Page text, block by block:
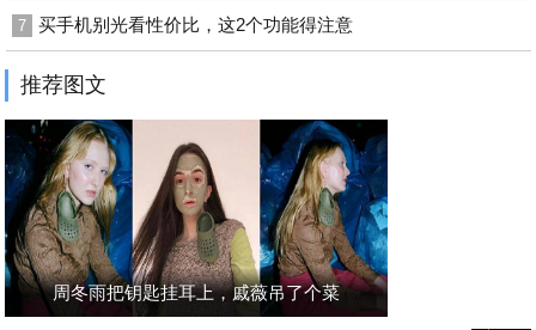
7 买手机别光看性价比，这2个功能得注意
推荐图文
周冬雨把钥匙挂耳上，戚薇吊了个菜